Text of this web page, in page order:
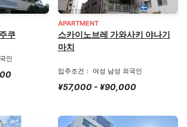
쿠
인
APARTMENT
스카이노브레 가와사키 야나기
마치
입주조건： 여성 남성 외국인
¥57,000 - ¥90,000